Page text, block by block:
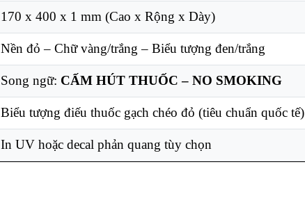
170 x 400 x 1 mm (Cao x Rộng x Dày)
Nền đỏ – Chữ vàng/trắng – Biểu tượng đen/trắng
Song ngữ: CẤM HÚT THUỐC – NO SMOKING
Biểu tượng điếu thuốc gạch chéo đỏ (tiêu chuẩn quốc tế)
In UV hoặc decal phản quang tùy chọn